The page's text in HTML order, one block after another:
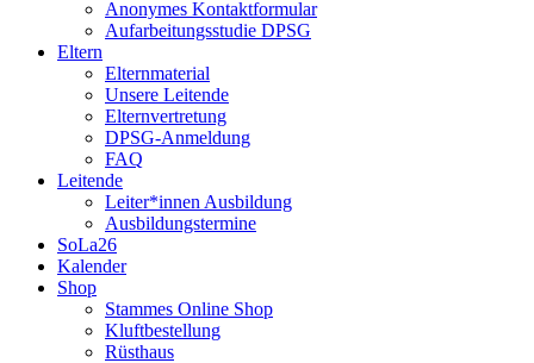
Anonymes Kontaktformular
Aufarbeitungsstudie DPSG
Eltern
Elternmaterial
Unsere Leitende
Elternvertretung
DPSG-Anmeldung
FAQ
Leitende
Leiter*innen Ausbildung
Ausbildungstermine
SoLa26
Kalender
Shop
Stammes Online Shop
Kluftbestellung
Rüsthaus